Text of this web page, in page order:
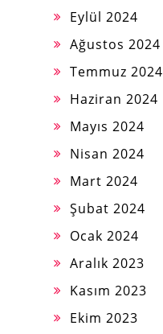
Eylül 2024
Ağustos 2024
Temmuz 2024
Haziran 2024
Mayıs 2024
Nisan 2024
Mart 2024
Şubat 2024
Ocak 2024
Aralık 2023
Kasım 2023
Ekim 2023